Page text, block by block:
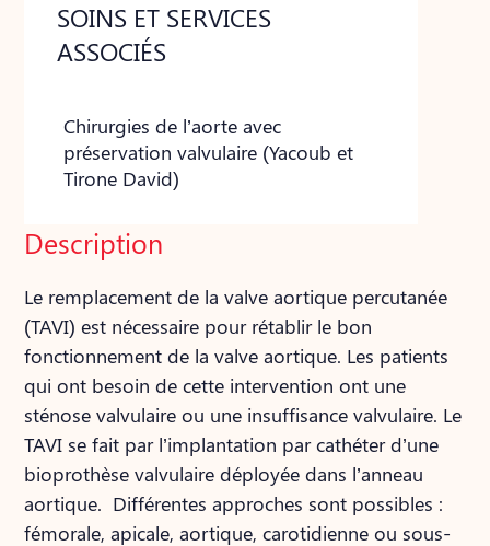
SOINS ET SERVICES
ASSOCIÉS
Chirurgies de l’aorte avec
préservation valvulaire (Yacoub et
Tirone David)
Description
Le remplacement de la valve aortique percutanée
(TAVI) est nécessaire pour rétablir le bon
fonctionnement de la valve aortique. Les patients
qui ont besoin de cette intervention ont une
sténose valvulaire ou une insuffisance valvulaire. Le
TAVI se fait par l’implantation par cathéter d’une
bioprothèse valvulaire déployée dans l’anneau
aortique. Différentes approches sont possibles :
fémorale, apicale, aortique, carotidienne ou sous-